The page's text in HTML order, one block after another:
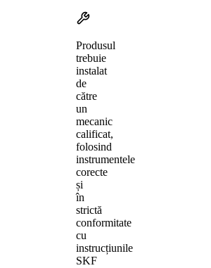
Produsul
trebuie
instalat
de
către
un
mecanic
calificat,
folosind
instrumentele
corecte
și
în
strictă
conformitate
cu
instrucțiunile
SKF